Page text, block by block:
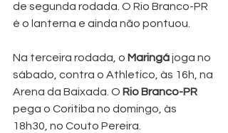
de segunda rodada. O Rio Branco-PR
é o lanterna e ainda não pontuou.
Na terceira rodada, o Maringá joga no
sábado, contra o Athletico, às 16h, na
Arena da Baixada. O Rio Branco-PR
pega o Coritiba no domingo, às
18h30, no Couto Pereira.